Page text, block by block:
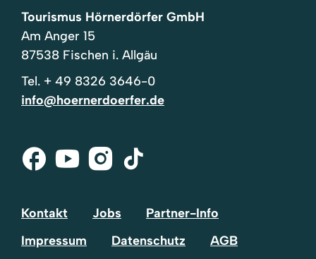
Tourismus Hörnerdörfer GmbH
Am Anger 15
87538 Fischen i. Allgäu
Tel. + 49 8326 3646-0
info@hoernerdoerfer.de
Facebook
Youtube
Instagram
Tik-
Kontakt Jobs
Partner-Info
Impressum
Datenschutz
AGB